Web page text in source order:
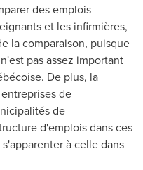
des emplois
et les infirmières,
la comparaison, puisque
pas assez important
De plus, la
de
de
d'emplois dans ces
à celle dans